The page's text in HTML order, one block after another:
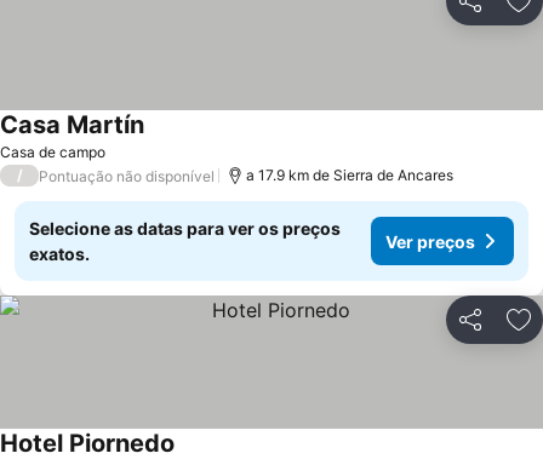
Partilhar
Casa de campo
Casa Martín
/ Pontuação não disponível a 17.9 km de Sierra de Ancares
Selecione as datas para ver os preços
exatos.
Ver preços
Partilhar
Hotel Piornedo